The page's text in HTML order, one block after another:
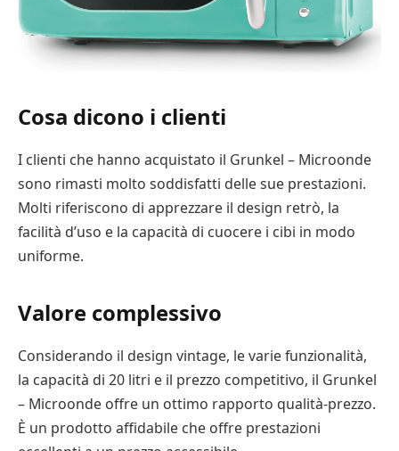
Cosa dicono i clienti
I clienti che hanno acquistato il Grunkel – Microonde
sono rimasti molto soddisfatti delle sue prestazioni.
Molti riferiscono di apprezzare il design retrò, la
facilità d’uso e la capacità di cuocere i cibi in modo
uniforme.
Valore complessivo
Considerando il design vintage, le varie funzionalità,
la capacità di 20 litri e il prezzo competitivo, il Grunkel
– Microonde offre un ottimo rapporto qualità-prezzo.
È un prodotto affidabile che offre prestazioni